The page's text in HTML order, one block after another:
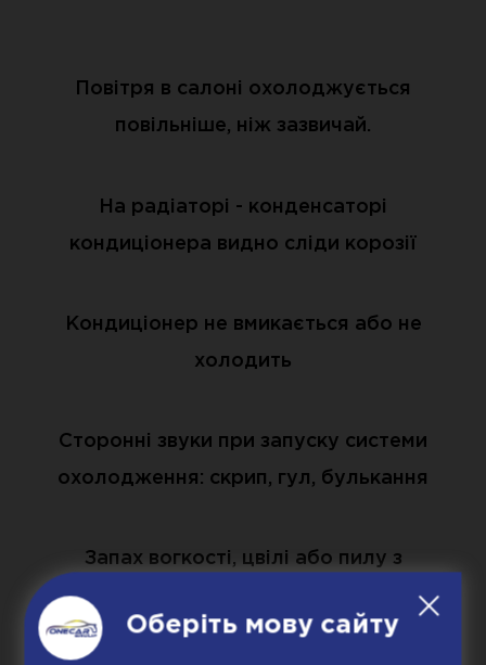
Повітря в салоні охолоджується
повільніше, ніж зазвичай.
На радіаторі - конденсаторі
кондиціонера видно сліди корозії
Кондиціонер не вмикається або не
холодить
Сторонні звуки при запуску системи
охолодження: скрип, гул, булькання
Запах вогкості, цвілі або пилу з
Оберіть мову сайту